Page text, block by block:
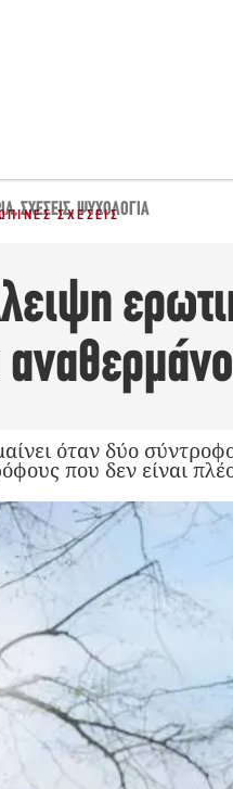
,ΣΧΈΣΕΙΣ,ΨΥΧΟΛΟΓΊΑ
ΣΧΈΣΕΙΣ
όταν δύο
που δεν είναι